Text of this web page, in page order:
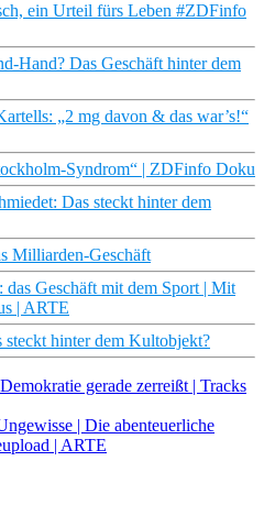
ein Urteil fürs Leben #ZDFinfo
Hand? Das Geschäft hinter dem
„2 mg davon & das war’s!“
Syndrom“ | ZDFinfo Doku
Das steckt hinter dem
Milliarden-Geschäft
Geschäft mit dem Sport | Mit
| ARTE
steckt hinter dem Kultobjekt?
gerade zerreißt | Tracks
| Die abenteuerliche
| ARTE